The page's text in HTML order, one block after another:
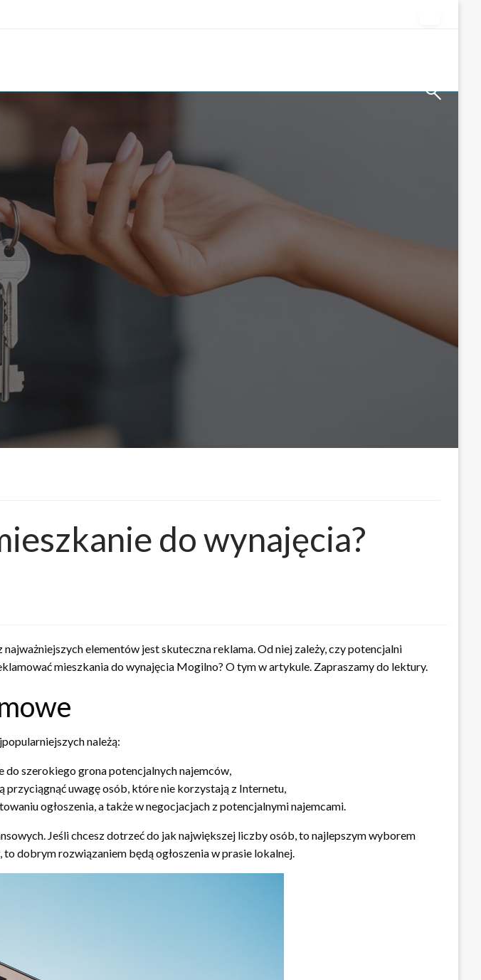
do wynajęcia?
elementów jest skuteczna reklama. Od niej zależy, czy potencjalni
mieszkania do wynajęcia Mogilno? O tym w artykule. Zapraszamy do lektury.
należą:
do szerokiego grona potencjalnych najemców,
przyciągnąć uwagę osób, które nie korzystają z Internetu,
ogłoszenia, a także w negocjacjach z potencjalnymi najemcami.
Jeśli chcesz dotrzeć do jak największej liczby osób, to najlepszym wyborem
dobrym rozwiązaniem będą ogłoszenia w prasie lokalnej.